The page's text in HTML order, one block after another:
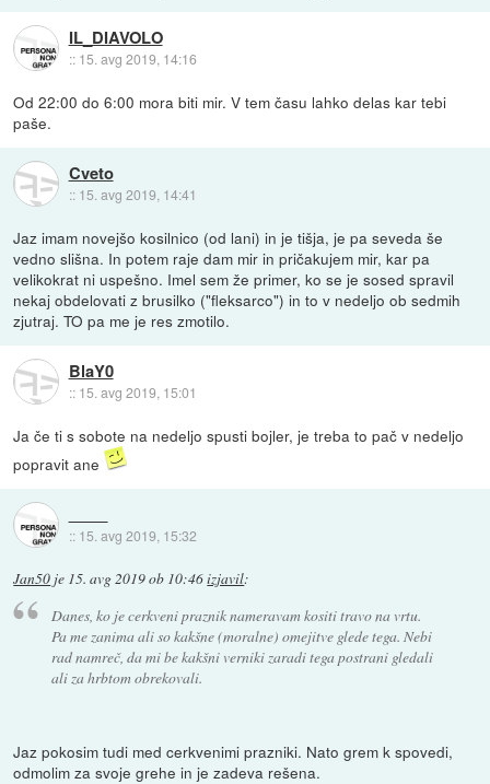
IL_DIAVOLO
:: 15. avg 2019, 14:16
Od 22:00 do 6:00 mora biti mir. V tem času lahko delas kar tebi
paše.
Cveto
:: 15. avg 2019, 14:41
Jaz imam novejšo kosilnico (od lani) in je tišja, je pa seveda še
vedno slišna. In potem raje dam mir in pričakujem mir, kar pa
velikokrat ni uspešno. Imel sem že primer, ko se je sosed spravil
nekaj obdelovati z brusilko ("fleksarco") in to v nedeljo ob sedmih
zjutraj. TO pa me je res zmotilo.
BlaY0
:: 15. avg 2019, 15:01
Ja če ti s sobote na nedeljo spusti bojler, je treba to pač v nedeljo
popravit ane
:: 15. avg 2019, 15:32
Jan50 je 15. avg 2019 ob 10:46izjavil:
Danes, ko je cerkveni praznik nameravam kositi travo na vrtu.
Pa me zanima ali so kakšne (moralne) omejitve glede tega. Nebi
rad namreč, da mi be kakšni verniki zaradi tega postrani gledali
ali za hrbtom obrekovali.
Jaz pokosim tudi med cerkvenimi prazniki. Nato grem k spovedi,
odmolim za svoje grehe in je zadeva rešena.